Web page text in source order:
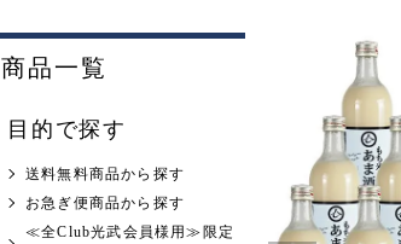
商品一覧
目的で探す
送料無料商品から探す
お急ぎ便商品から探す
≪全Club光武会員様用≫限定